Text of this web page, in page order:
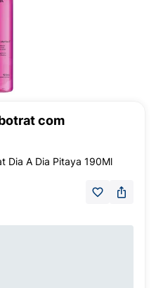
com
Dia A Dia Pitaya 190Ml